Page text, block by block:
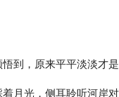
悟到，原来平平淡淡才
月光，侧耳聆听河岸